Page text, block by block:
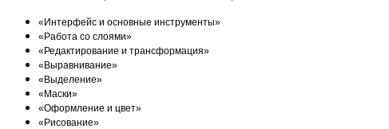
«Интерфейс и основные инструменты»
«Работа со слоями»
«Редактирование и трансформация»
«Выравнивание»
«Выделение»
«Маски»
«Оформление и цвет»
«Рисование»